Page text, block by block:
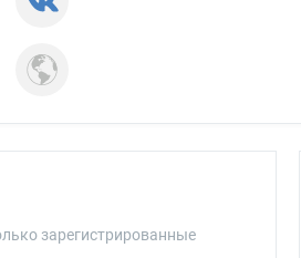
зарегистрированные